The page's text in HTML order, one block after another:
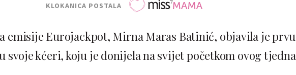
KLOKANICA POSTALA
emisije Eurojackpot, Mirna Maras Batinić, objavila je prvu
svoje kćeri, koju je donijela na svijet početkom ovog tjedna